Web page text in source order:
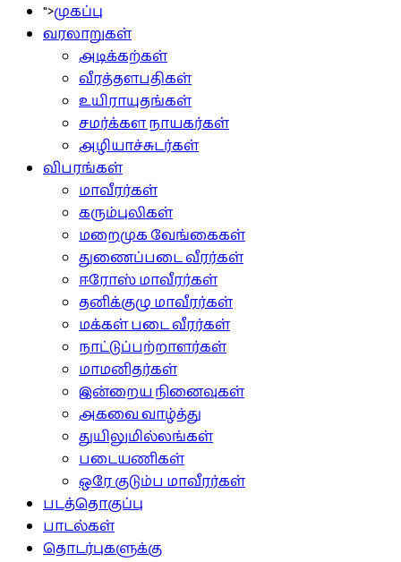
">முகப்பு
வரலாறுகள்
அடிக்கற்கள்
வீரத்தளபதிகள்
உயிராயுதங்கள்
சமர்க்கள நாயகர்கள்
அழியாச்சுடர்கள்
விபரங்கள்
மாவீரர்கள்
கரும்புலிகள்
மறைமுக வேங்கைகள்
துணைப்படை வீரர்கள்
ஈரோஸ் மாவீரர்கள்
தனிக்குழு மாவீரர்கள்
மக்கள் படை வீரர்கள்
நாட்டுப்பற்றாளர்கள்
மாமனிதர்கள்
இன்றைய நினைவுகள்
அகவை வாழ்த்து
துயிலுமில்லங்கள்
படையணிகள்
ஒரே குடும்ப மாவீரர்கள்
படத்தொகுப்பு
பாடல்கள்
தொடர்புகளுக்கு